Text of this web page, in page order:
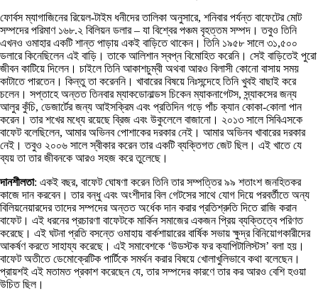
ফোর্বস ম্যাগাজিনের রিয়েল-টাইম ধনীদের তালিকা অনুসারে, শনিবার পর্যন্ত বাফেটের মোট
সম্পদের পরিমাণ ১৬৮.২ বিলিয়ন ডলার – যা বিশ্বের পঞ্চম বৃহত্তম সম্পদ। তবুও তিনি
এখনও ওমাহার একটি শান্ত পাড়ায় একই বাড়িতে থাকেন। তিনি ১৯৫৮ সালে ৩১,৫০০
ডলারে কিনেছিলেন এই বাড়ি। তাকে আলিশান স্বপ্ন বিমোহিত করেনি। সেই বাড়িতেই পুরো
জীবন কাটিয়ে দিলেন। চাইলে তিনি আকাশচুম্বী অথবা আরও বিলাসী কোনো বাসায় সময়
কাটাতে পারতেন। কিন্তু তা করেননি। খাবারের বিষয়ে নিঃসন্দেহে তিনি খুবই বাছাই করে
চলেন। সপ্তাহে অন্তত তিনবার ম্যাকডোনাল্ডস চিকেন ম্যাকনাগেটস, স্ন্যাকসের জন্য
আলুর কুঁচি, ডেজার্টের জন্য আইসক্রিম এবং প্রতিদিন গড়ে পাঁচ ক্যান কোকা-কোলা পান
করেন। তার শখের মধ্যে রয়েছে ব্রিজ এবং উকুলেলে বাজানো। ২০১৩ সালে সিবিএসকে
বাফেট বলেছিলেন, আমার অভিনব পোশাকের দরকার নেই। আমার অভিনব খাবারের দরকার
নেই। তবুও ২০০৬ সালে স্বীকার করেন তার একটি ব্যক্তিগত জেট ছিল। এই খাতে যে
ব্যয় তা তার জীবনকে আরও সহজ করে তুলেছে।
দানশীলতা: একই বছর, বাফেট ঘোষণা করেন তিনি তার সম্পত্তির ৯৯ শতাংশ জনহিতকর
কাজে দান করবেন। তার বন্ধু এবং অংশীদার বিল গেটসের সাথে যোগ দিয়ে পরবর্তীতে অন্য
বিলিয়নেয়ারদের তাদের সম্পদের অন্তত অর্ধেক দান করার প্রতিশ্রুতি দিতে রাজি করান
বাফেট। এই ধরনের প্রচারণা বাফেটকে মার্কিন সমাজের একজন প্রিয় ব্যক্তিত্বে পরিণত
করেছে। এই ঘটনা প্রতি বসন্তে ওমাহায় বার্কশায়ারের বার্ষিক সভায় ক্ষুদ্র বিনিয়োগকারীদের
আকর্ষণ করতে সাহায্য করেছে। এই সমাবেশকে ‘উডস্টক ফর ক্যাপিটালিস্টস’ বলা হয়।
বাফেট অতীতে ডেমোক্রেটিক পার্টিকে সমর্থন করার বিষয়ে খোলাখুলিভাবে কথা বলেছেন।
প্রায়শই এই মতামত প্রকাশ করেছেন যে, তার সম্পদের কারণে তার কর আরও বেশি হওয়া
উচিত ছিল।